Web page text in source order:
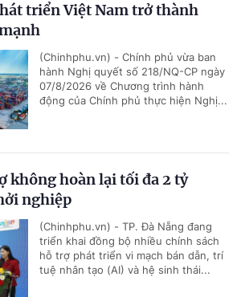
triển Việt Nam trở thành
(Chinhphu.vn) - Chính phủ vừa ban
hành Nghị quyết số 218/NQ-CP ngày
07/8/2026 về Chương trình hành
động của Chính phủ thực hiện Nghị...
không hoàn lại tối đa 2 tỷ
nghiệp
(Chinhphu.vn) - TP. Đà Nẵng đang
triển khai đồng bộ nhiều chính sách
hỗ trợ phát triển vi mạch bán dẫn, trí
tuệ nhân tạo (AI) và hệ sinh thái...